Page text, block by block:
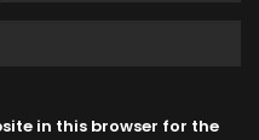
in this browser for the